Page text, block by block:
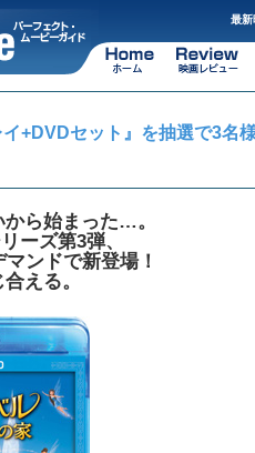
最
+DVDセット』を抽選で3名
ら始まった…。
ーズ第3弾、
ンドで新登場！
える。